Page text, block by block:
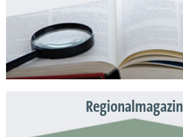
Regionalmagazin